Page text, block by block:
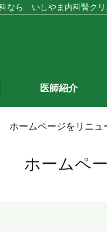
なら いしやま内科腎クリ
医師紹介
ホームページをリニュ
ホームペ